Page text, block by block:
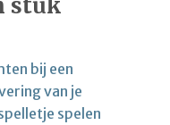
stuk
bij een
van je
spelen